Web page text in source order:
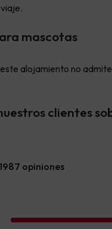
mascotas
alojamiento no
clientes
1987 opiniones